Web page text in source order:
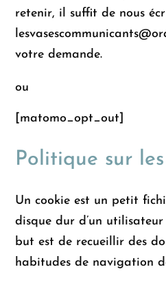
retenir, il suffit de nous
votre demande.
ou
[matomo_opt_out]
Politique sur
Un cookie est un petit
disque dur d’un
but est de recueillir des
habitudes de navigation